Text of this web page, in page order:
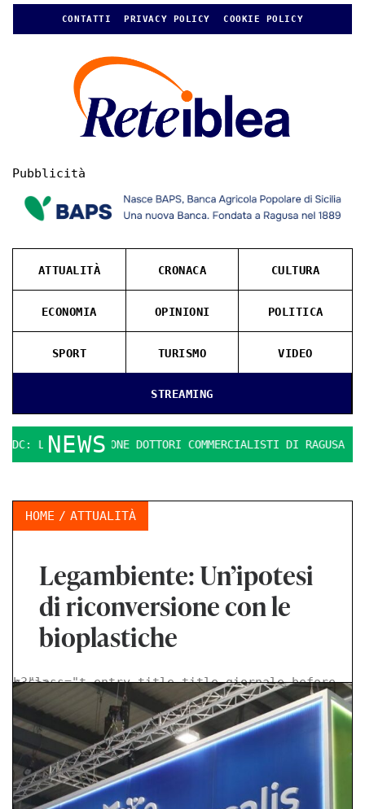
CONTATTI PRIVACY POLICY COOKIE POLICY
Pubblicità
STREAMING
ATTUALITÀ CRONACA CULTURA
ECONOMIA OPINIONI POLITICA
SPORT TURISMO VIDEO
NEWS
L’ASSOCIAZIONE DOTTORI COMMERCIALISTI DI RAGUSA
HOME ATTUALITÀ
Legambiente: Un’ipotesi
di riconversione con le
bioplastiche
< class="t-entry-title title-giornale-before h3">>